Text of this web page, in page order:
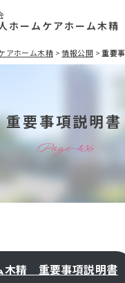
ホームケアホーム木精
アホーム木精 >情報公開 >重要
重要事項説明書
Page-436
木精 重要事項説明書